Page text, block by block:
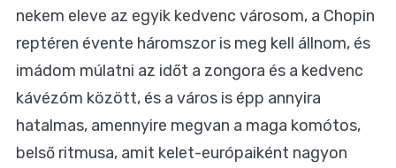
nekem eleve az egyik kedvenc városom, a Chopin
reptéren évente háromszor is meg kell állnom, és
imádom múlatni az időt a zongora és a kedvenc
kávézóm között, és a város is épp annyira
hatalmas, amennyire megvan a maga komótos,
belső ritmusa, amit kelet-európaiként nagyon